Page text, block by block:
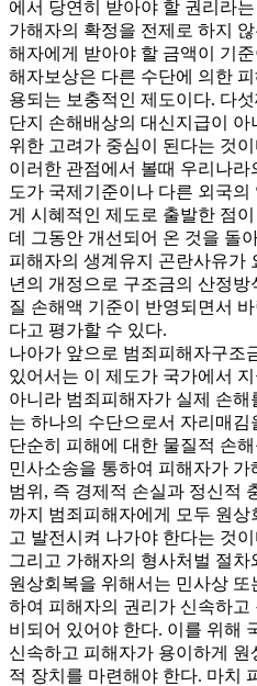
에서 당연히 받아야 할 권리라
가해자의 확정을 전제로 하지
해자에게 받아야 할 금액이 기
해자보상은 다른 수단에 의한
용되는 보충적인 제도이다. 다
단지 손해배상의 대신지급이
위한 고려가 중심이 된다는 것이
이러한 관점에서 볼때 우리나라
도가 국제기준이나 다른 외국
게 시혜적인 제도로 출발한 점
데 그동안 개선되어 온 것을 돌
피해자의 생계유지 곤란사유가
년의 개정으로 구조금의 산정
질 손해액 기준이 반영되면서
다고 평가할 수 있다.
나아가 앞으로 범죄피해자구조
있어서는 이 제도가 국가에서
아니라 범죄피해자가 실제 손
는 하나의 수단으로서 자리매
단순히 피해에 대한 물질적 손
민사소송을 통하여 피해자가
범위, 즉 경제적 손실과 정신적
까지 범죄피해자에게 모두 원
고 발전시켜 나가야 한다는 것이
그리고 가해자의 형사처벌 절
원상회복을 위해서는 민사상
하여 피해자의 권리가 신속하
비되어 있어야 한다. 이를 위해
신속하고 피해자가 용이하게
적 장치를 마련해야 한다. 마치